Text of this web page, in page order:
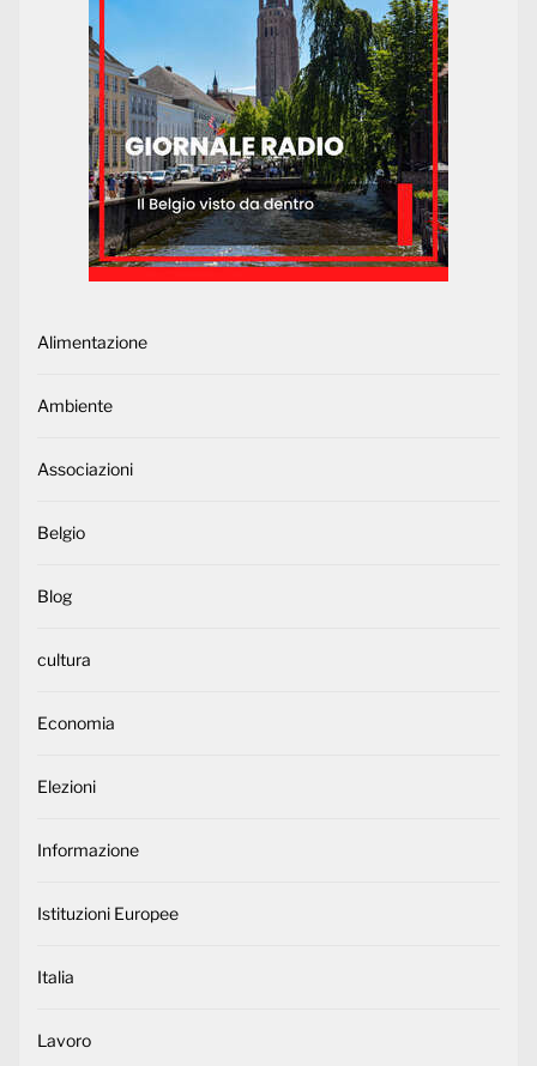
Alimentazione
Ambiente
Associazioni
Belgio
Blog
cultura
Economia
Elezioni
Informazione
Istituzioni Europee
Italia
Lavoro